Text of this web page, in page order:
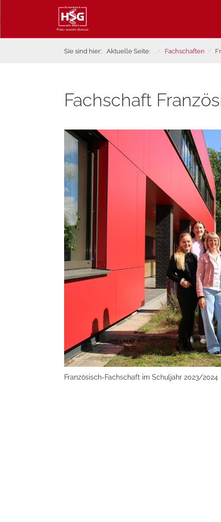
Sie sind hier: Aktuelle Seite: Fachschaften
Fachschaft
Französisch-Fachschaft im Schuljahr 2023/2024